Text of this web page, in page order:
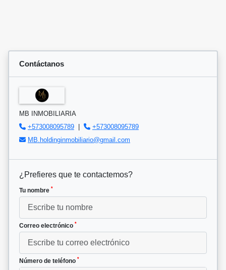
Contáctanos
MB INMOBILIARIA
+573008095789 |
+573008095789
MB.holdinginmobiliario@gmail.com
¿Prefieres que te contactemos?
Tu nombre *
Correo electrónico *
Número de teléfono *